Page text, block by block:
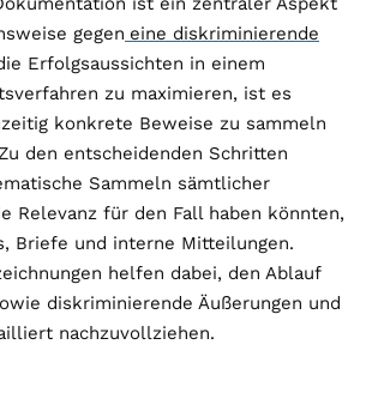
gegen eine diskriminierende
Erfolgsaussichten in einem
zu maximieren, ist es
konkrete Beweise zu sammeln
den entscheidenden Schritten
Sammeln sämtlicher
Relevanz für den Fall haben könnten,
Briefe und interne Mitteilungen.
helfen dabei, den Ablauf
diskriminierende Äußerungen und
nachzuvollziehen.